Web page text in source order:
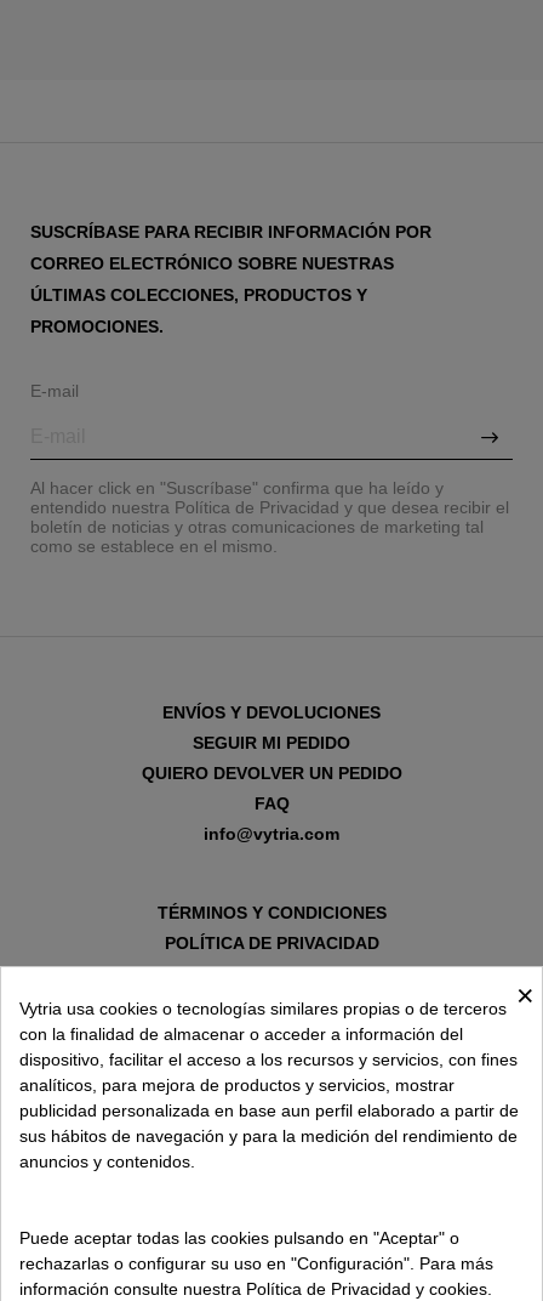
SUSCRÍBASE PARA RECIBIR INFORMACIÓN POR
CORREO ELECTRÓNICO SOBRE NUESTRAS
ÚLTIMAS COLECCIONES, PRODUCTOS Y
PROMOCIONES.
E-mail
Al hacer click en "Suscríbase" confirma que ha leído y
entendido nuestra Política de Privacidad y que desea recibir el
boletín de noticias y otras comunicaciones de marketing tal
como se establece en el mismo.
ENVÍOS Y DEVOLUCIONES
SEGUIR MI PEDIDO
QUIERO DEVOLVER UN PEDIDO
FAQ
info@vytria.com
TÉRMINOS Y CONDICIONES
POLÍTICA DE PRIVACIDAD
AVISO LEGAL
POLÍTICA DE COOKIES
SOBRE VYTRIA
×
Vytria usa cookies o tecnologías similares propias o de terceros
con la finalidad de almacenar o acceder a información del
dispositivo, facilitar el acceso a los recursos y servicios, con fines
analíticos, para mejora de productos y servicios, mostrar
publicidad personalizada en base aun perfil elaborado a partir de
sus hábitos de navegación y para la medición del rendimiento de
anuncios y contenidos.
Puede aceptar todas las cookies pulsando en "Aceptar" o
rechazarlas o configurar su uso en "Configuración". Para más
información consulte nuestra Política de Privacidad y cookies.